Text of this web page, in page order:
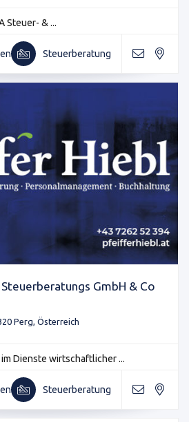
Steuer- & ...
Steuerberatung
Steuerberatungs GmbH & Co
Perg, Österreich
Dienste wirtschaftlicher ...
Steuerberatung